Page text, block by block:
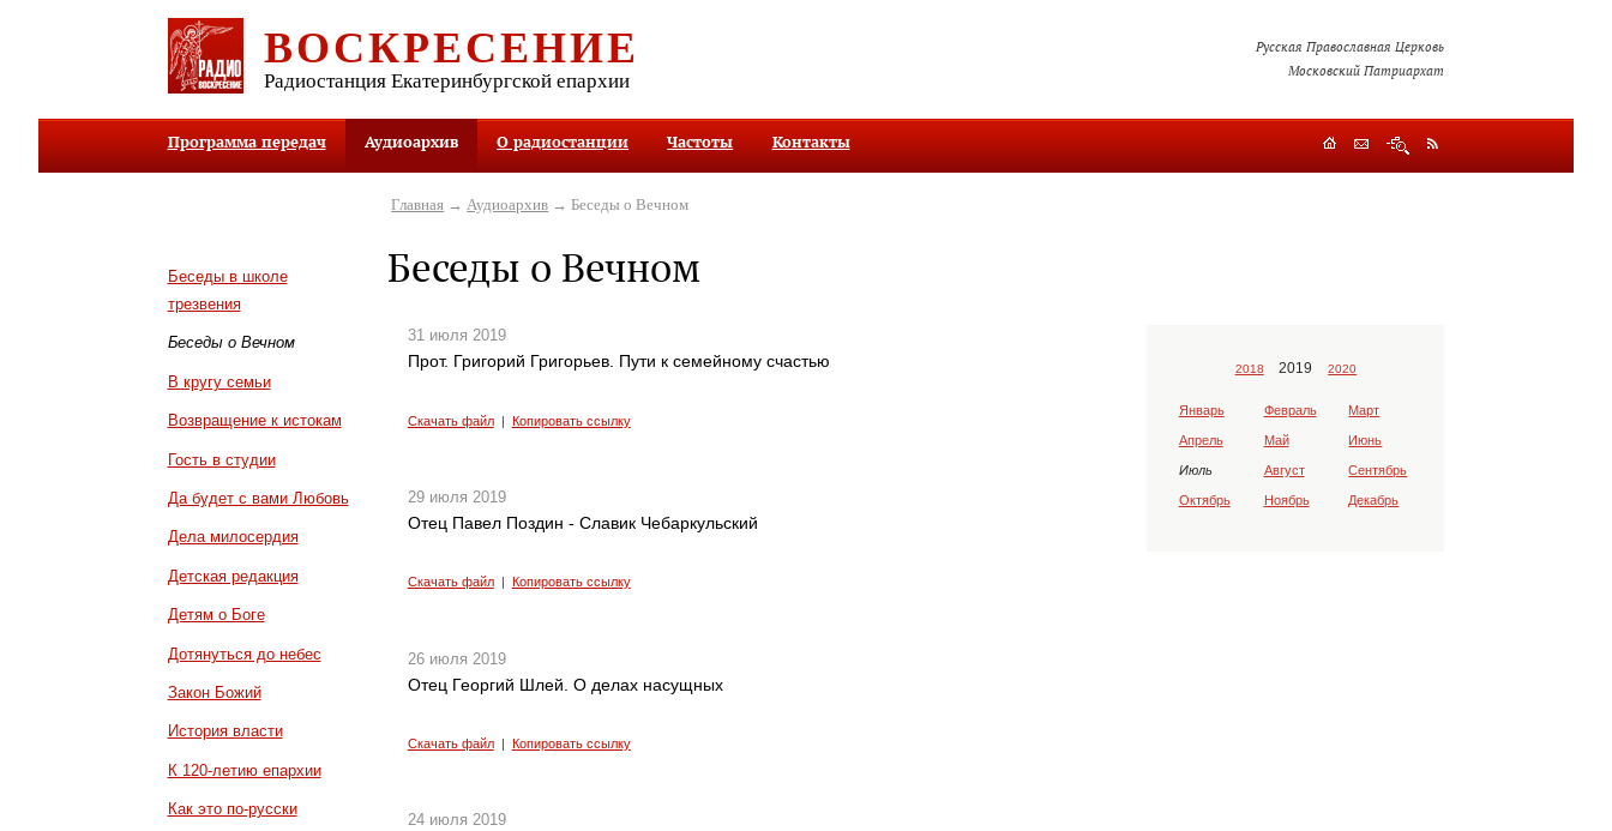
ВОСКРЕСЕНИЕ
Радиостанция Екатеринбургской епархии
Русская Православная Церковь
Московский Патриархат
Программа передач Аудиоархив О радиостанции Частоты Контакты
Беседы в школе
трезвения
Беседы о Вечном
В кругу семьи
Возвращение к истокам
Гость в студии
Да будет с вами Любовь
Дела милосердия
Детская редакция
Детям о Боге
Дотянуться до небес
Закон Божий
История власти
К 120-летию епархии
Как это по-русски
Главная → Аудиоархив → Беседы о Вечном
Беседы о Вечном
31 июля 2019
Прот. Григорий Григорьев. Пути к семейному счастью
Скачать файл| Копировать ссылку
29 июля 2019
Отец Павел Поздин - Славик Чебаркульский
Скачать файл| Копировать ссылку
26 июля 2019
Отец Георгий Шлей. О делах насущных
Скачать файл| Копировать ссылку
24 июля 2019
2018 2019 2020
Январь Февраль Март
Апрель Май Июнь
Июль Август Сентябрь
Октябрь Ноябрь Декабрь